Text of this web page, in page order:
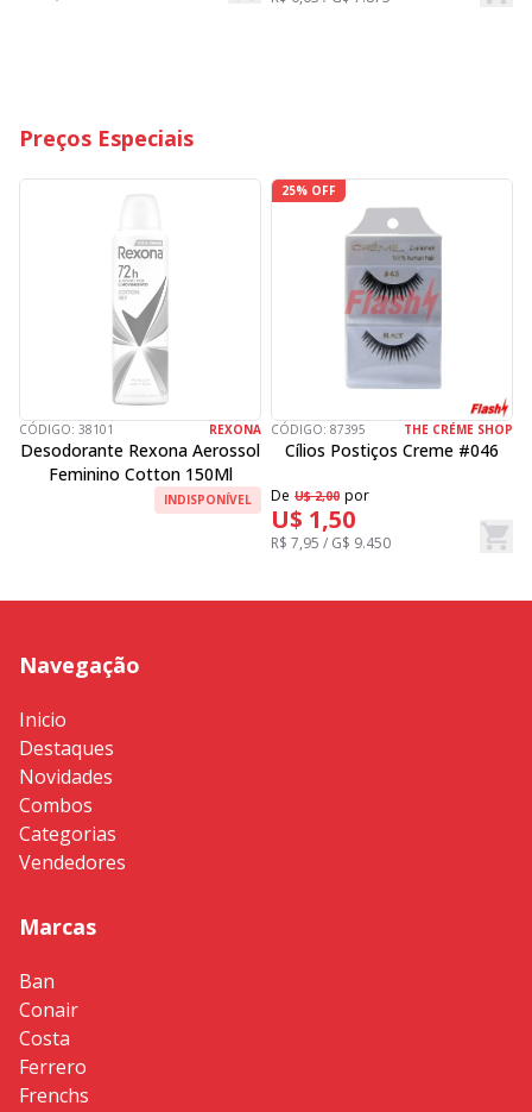
Preços Especiais
CÓDIGO: 38101 REXONA
Desodorante Rexona Aerossol
Feminino Cotton 150Ml
INDISPONÍVEL
25% OFF
CÓDIGO: 87395 THE CRÉME SHOP
Cílios Postiços Creme #046
De U$ 2,00 por
U$ 1,50
R$ 7,95 / G$ 9.450
Navegação
Inicio
Destaques
Novidades
Combos
Categorias
Vendedores
Marcas
Ban
Conair
Costa
Ferrero
Frenchs